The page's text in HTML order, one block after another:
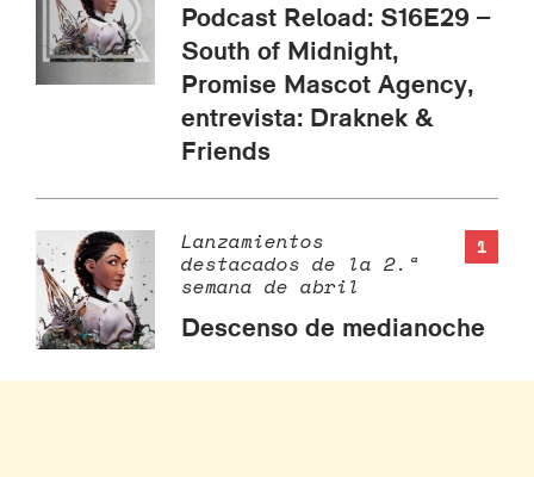
Podcast Reload: S16E29 –
South of Midnight,
Promise Mascot Agency,
entrevista: Draknek &
Friends
1
Lanzamientos
destacados de la 2.ª
semana de abril
Descenso de medianoche